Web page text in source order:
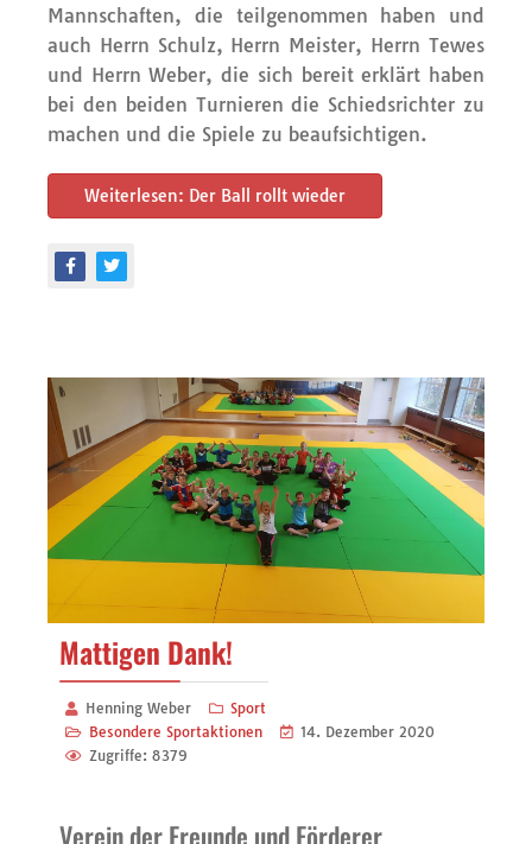
Mannschaften, die teilgenommen haben und
auch Herrn Schulz, Herrn Meister, Herrn Tewes
und Herrn Weber, die sich bereit erklärt haben
bei den beiden Turnieren die Schiedsrichter zu
machen und die Spiele zu beaufsichtigen.
Weiterlesen: Der Ball rollt wieder
Mattigen Dank!
Henning Weber
Sport
Besondere Sportaktionen
14. Dezember 2020
Zugriffe: 8379
Verein der Freunde und Förderer